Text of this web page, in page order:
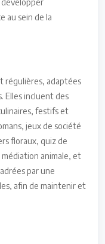
au sein de la
régulières, adaptées
Elles incluent des
festifs et
jeux de société
floraux, quiz de
animale, et
par une
afin de maintenir et